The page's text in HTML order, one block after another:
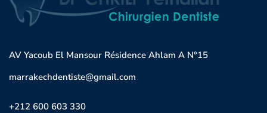
AV Yacoub El Mansour Résidence Ahlam A N°15
marrakechdentiste@gmail.com
+212 600 603 330